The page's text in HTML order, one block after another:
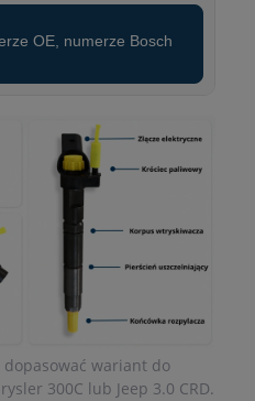
OE, numerze Bosch
dopasować wariant do
300C lub Jeep 3.0 CRD.